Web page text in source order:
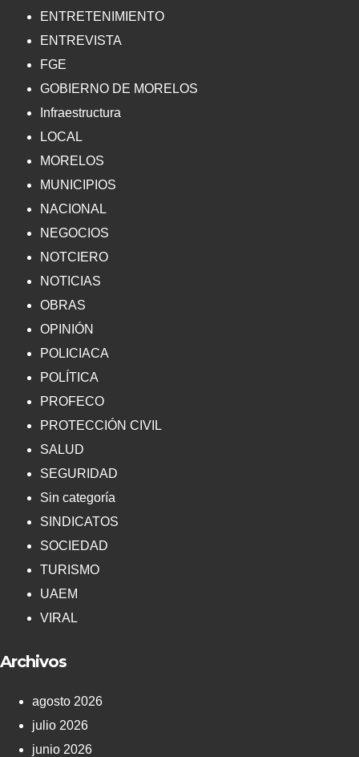
ENTRETENIMIENTO
ENTREVISTA
FGE
GOBIERNO DE MORELOS
Infraestructura
LOCAL
MORELOS
MUNICIPIOS
NACIONAL
NEGOCIOS
NOTCIERO
NOTICIAS
OBRAS
OPINIÓN
POLICIACA
POLÍTICA
PROFECO
PROTECCIÓN CIVIL
SALUD
SEGURIDAD
Sin categoría
SINDICATOS
SOCIEDAD
TURISMO
UAEM
VIRAL
Archivos
agosto 2026
julio 2026
junio 2026